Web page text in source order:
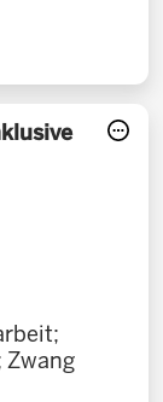
Zwang